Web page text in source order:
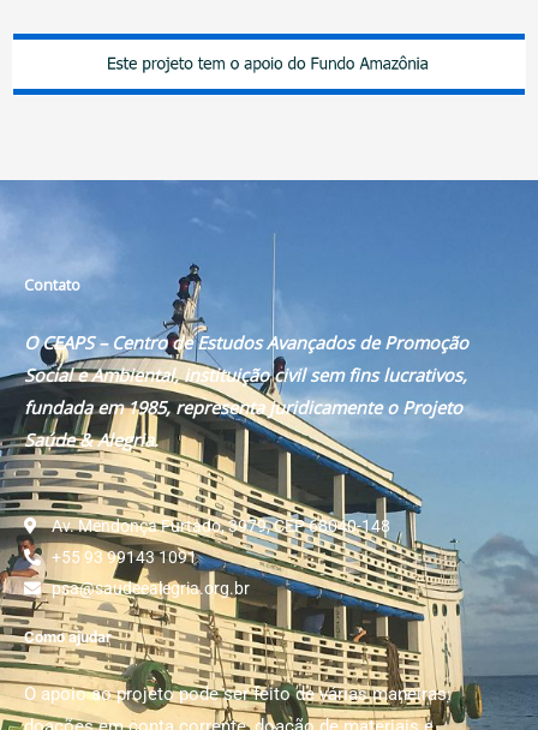
Contato
O CEAPS – Centro de Estudos Avançados de Promoção
Social e Ambiental, instituição civil sem fins lucrativos,
fundada em 1985, representa juridicamente o Projeto
Saúde & Alegria.
Av. Mendonça Furtado, 3979, CEP 68040-148
+55 93 99143 1091
psa@saudeealegria.org.br
Como ajudar
O apoio ao projeto pode ser feito de várias maneiras: